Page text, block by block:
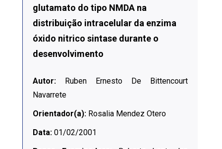
glutamato do tipo NMDA na
distribuição intracelular da enzima
óxido nitrico sintase durante o
desenvolvimento
Autor: Ruben Ernesto De Bittencourt
Navarrete
Orientador(a): Rosalia Mendez Otero
Data: 01/02/2001